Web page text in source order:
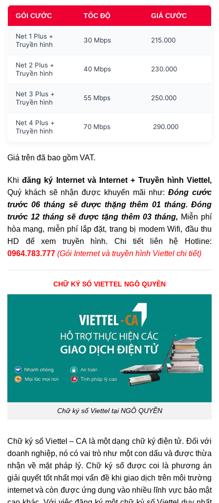
GÓI CƯỚC TỐC ĐỘ GIÁ CƯỚC
Net 1 Plus +
Truyền hình
30 Mbps 215.000
Net 2 Plus +
Truyền hình
40 Mbps 230.000
Net 3 Plus +
Truyền hình
55 Mbps 250.000
Net 4 Plus +
Truyền hình
70 Mbps 290.000
Giá trên đã bao gồm VAT.
Khiđăng ký Internet và Internet + Truyền hình Viettel,
Quý khách sẽ nhận được khuyến mãi như:Đóng cước
trước 06 tháng sẽ được thặng thêm 01 tháng. Đóng
trước 12 tháng sẽ được tặng thêm 03 tháng, Miễn phí
hòa mạng, miễn phí lắp đặt, trang bị modem Wifi, đầu thu
HD để xem truyền hình. Chi tiết liên hệ Hotline:
0964.783.777 (Gói Internet và truyền hình Viettel chi tiết)
CHỮ KÝ SỐ VIETTEL NGÔ QUYỀN
Chữ ký số Viettel tại NGÔ QUYỀN
Chữ ký số Viettel – CA là một dạng chữ ký điện tử. Đối với
doanh nghiệp, nó có vai trò như một con dấu và được thừa
nhận về mặt pháp lý. Chữ ký số được coi là phương án
giải quyết tốt nhất mọi vấn đề khi giao dịch trên môi trường
internet và còn được ứng dụng vào nhiều lĩnh vực bảo mật